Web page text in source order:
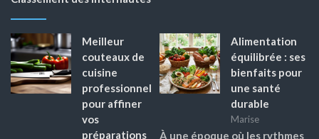
Meilleur
couteaux de
cuisine
professionnel
pour affiner
vos
préparations
Alimentation
équilibrée : ses
bienfaits pour
une santé
durable
Marise
À une époque où les rythmes